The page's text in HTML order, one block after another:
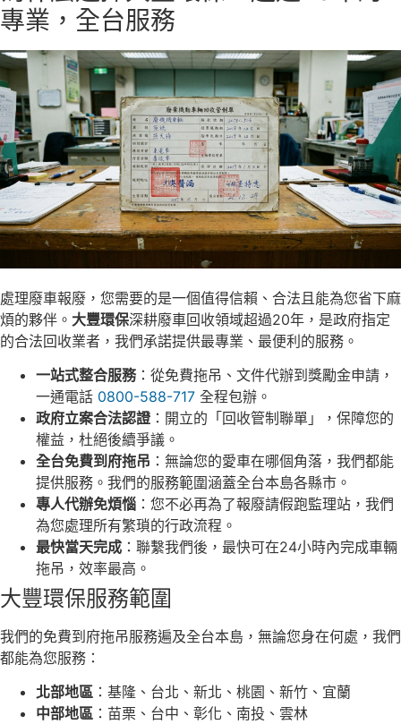
專業，全台服務
處理廢車報廢，您需要的是一個值得信賴、合法且能為您省下麻
煩的夥伴。 大豐環保深耕廢車回收領域超過20年，是政府指定
的合法回收業者，我們承諾提供最專業、最便利的服務。
一站式整合服務：從免費拖吊、文件代辦到獎勵金申請，
一通電話 0800-588-717 全程包辦。
政府立案合法認證 ：開立的「回收管制聯單」，保障您的
權益，杜絕後續爭議。
全台免費到府拖吊 ：無論您的愛車在哪個角落，我們都能
提供服務。我們的服務範圍涵蓋全台本島各縣市。
專人代辦免煩惱 ：您不必再為了報廢請假跑監理站，我們
為您處理所有繁瑣的行政流程。
最快當天完成 ：聯繫我們後，最快可在24小時內完成車輛
拖吊，效率最高。
大豐環保服務範圍
我們的免費到府拖吊服務遍及全台本島，無論您身在何處，我們
都能為您服務：
北部地區 ：基隆、台北、新北、桃園、新竹、宜蘭
中部地區 ：苗栗、台中、彰化、南投、雲林